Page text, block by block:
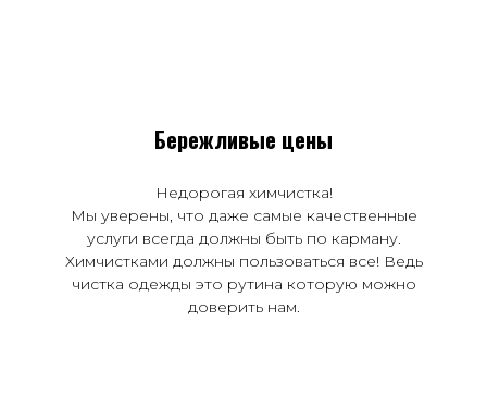
Бережливые цены
Недорогая химчистка!
Мы уверены, что даже самые качественные
услуги всегда должны быть по карману.
Химчистками должны пользоваться все! Ведь
чистка одежды это рутина которую можно
доверить нам.